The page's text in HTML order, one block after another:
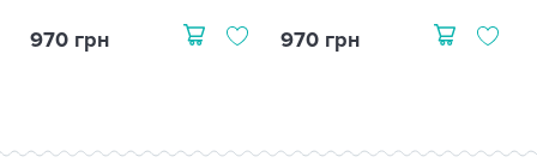
970 грн 970 грн